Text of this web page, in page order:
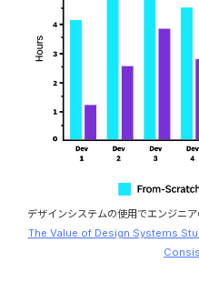
デザインシステムの使用でエンジニ
The Value of Design Systems